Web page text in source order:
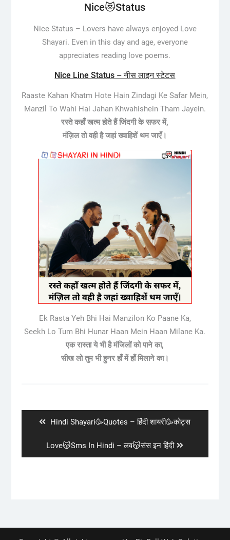
Nice😻Status
Nice Status – Lovers have always enjoyed Love
Shayari. Even in this day and age, everyone
appreciates reading love poems.
Nice Line Status – नीस लाइन स्टेटस
Raaste Kahan Khatm Hote Hain Zindagi Ke Safar Mein,
Manzil To Wahi Hai Jahan Khwahishein Tham Jayein.
रस्ते कहाँ खत्म होते हैं जिंदगी के सफर में,
मंज़िल तो वही है जहां ख्वाहिशें थम जाएँ।
Ek Rasta Yeh Bhi Hai Manzilon Ko Paane Ka,
Seekh Lo Tum Bhi Hunar Haan Mein Haan Milane Ka.
एक रास्ता ये भी है मंजिलों को पाने का,
सीख लो तुम भी हुनर हाँ में हाँ मिलाने का।
Previous
Hindi Shayari🥳Quotes – हिंदी शायरी🥳कोट्स
Next
post:
Love😽Sms In Hindi – लव😽संस इन हिंदी